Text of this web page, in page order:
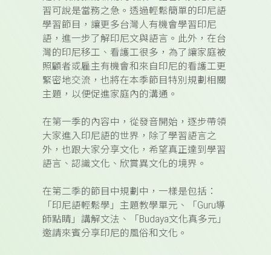
習可說是當務之急。透過輕鬆簡單的印尼語
學習節目，讓更多台灣人有機會學習印尼
語，進一步了解印尼文與語言。此外，在台
灣的印尼移工、看護工很多，為了讓家庭被
照顧者或雇主有機會和來自印尼的看護工更
緊密地交流，也將在本季節目特別規劃相關
主題，以便促進家庭內的溝通。
在第一季的內容中，從發音開始，逐步帶領
大家進入印尼語的世界，除了學習語言之
外，也跟大家分享文化，希望真正達到學習
語言、認識文化、欣賞異文化的境界。
在第二季的節目中規劃中，一樣是包括：
「印尼語輕鬆學」主題教學單元、「 Guru導
師點睛」講解文法、「 Budaya文化真多元」
邀請來賓分享印尼的風俗和文化。